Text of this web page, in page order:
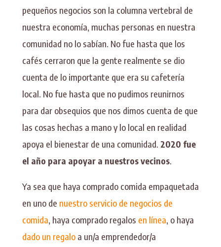
pequeños negocios son la columna vertebral de
nuestra economía, muchas personas en nuestra
comunidad no lo sabían. No fue hasta que los
cafés cerraron que la gente realmente se dio
cuenta de lo importante que era su cafetería
local. No fue hasta que no pudimos reunirnos
para dar obsequios que nos dimos cuenta de que
las cosas hechas a mano y lo local en realidad
apoya el bienestar de una comunidad. 2020 fue
el año para apoyar a nuestros vecinos.
Ya sea que haya comprado comida empaquetada
en uno de nuestro servicio de negocios de
comida, haya comprado regalos en línea, o haya
dado un regaloa un/a emprendedor/a